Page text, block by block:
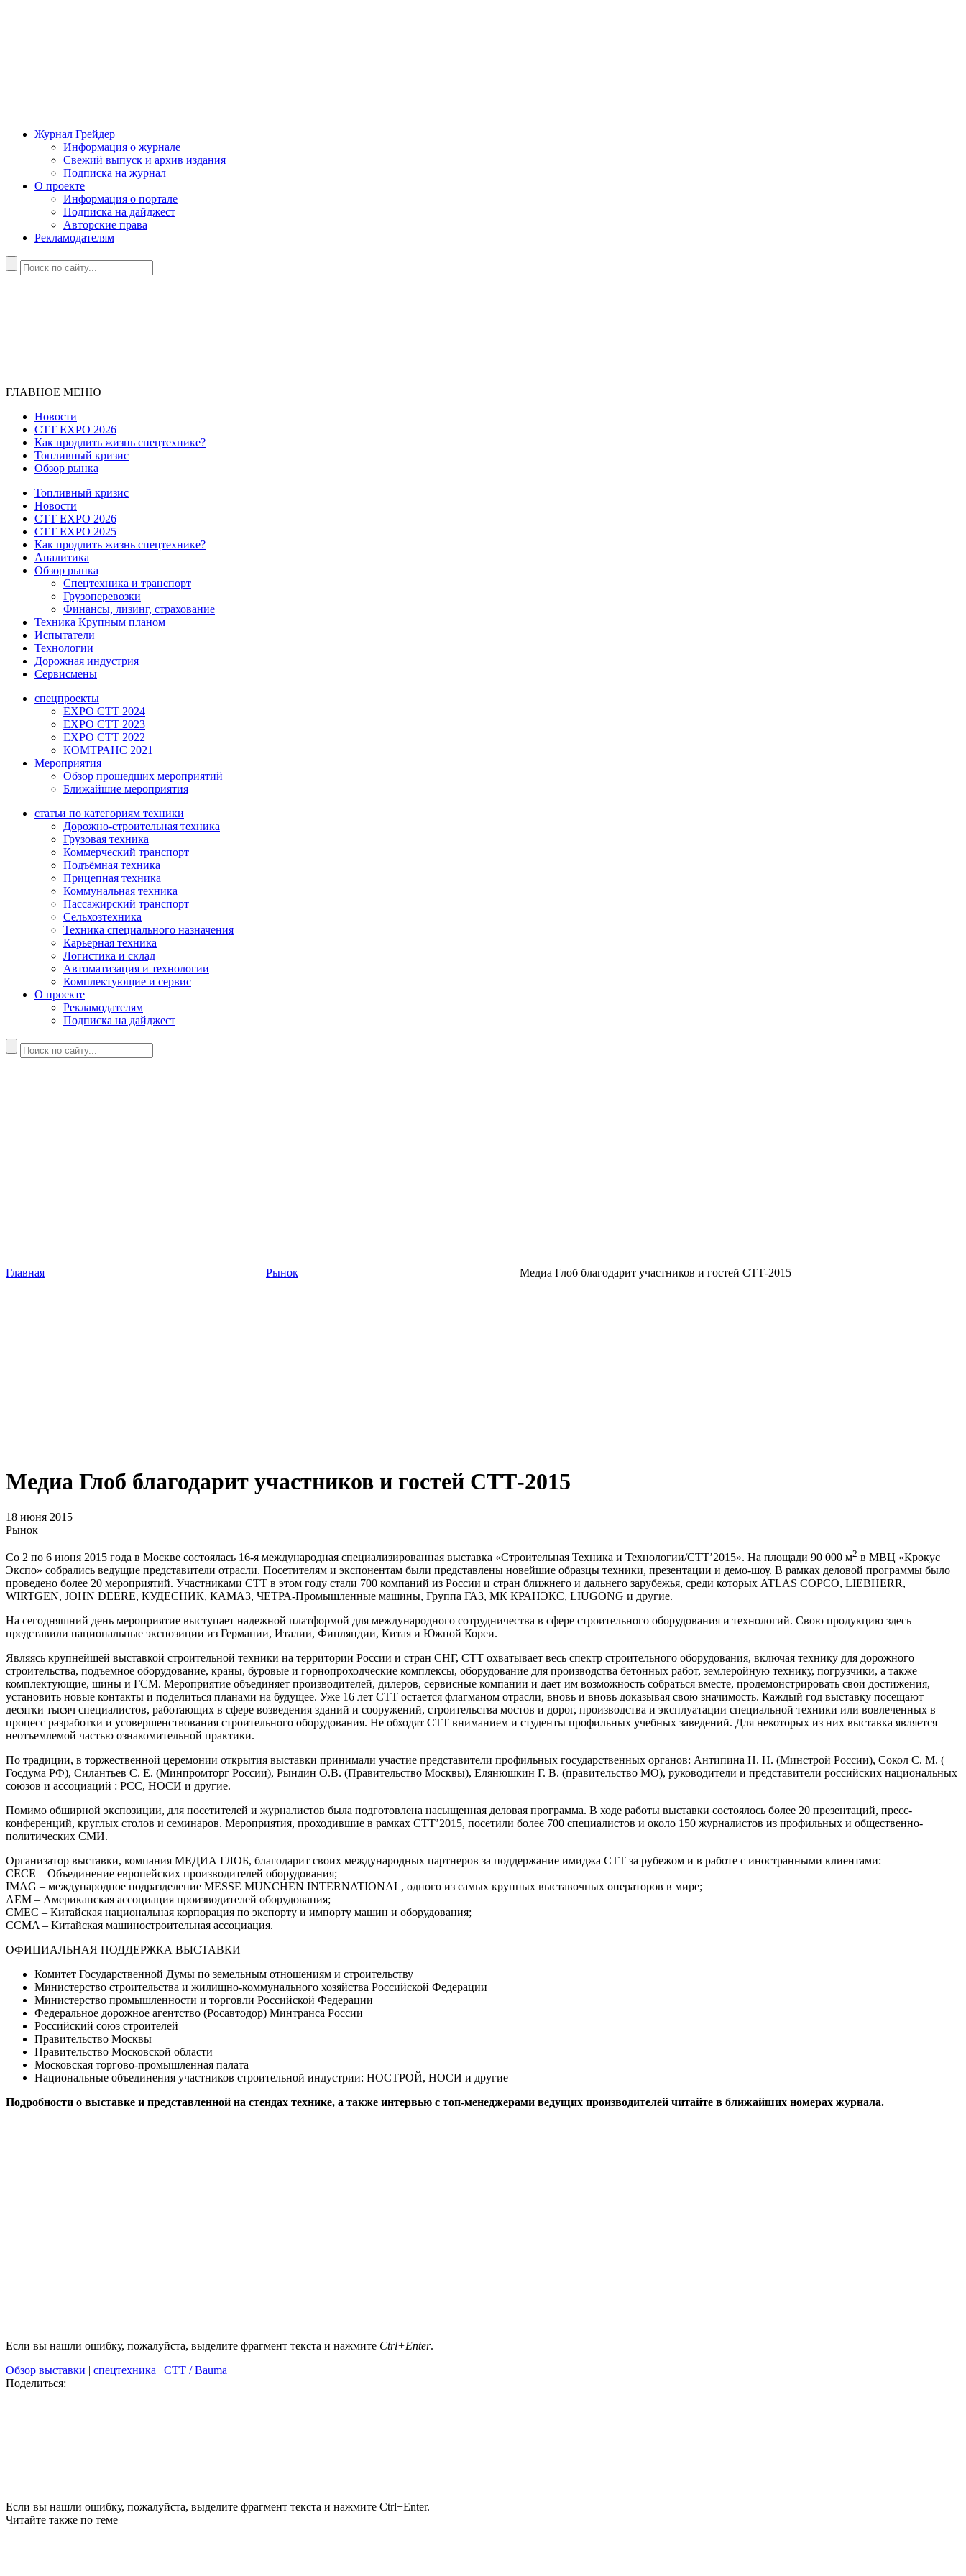
Журнал Грейдер
Информация о журнале
Свежий выпуск и архив издания
Подписка на журнал
О проекте
Информация о портале
Подписка на дайджест
Авторские права
Рекламодателям
ГЛАВНОЕ МЕНЮ
Новости
CTT EXPO 2026
Как продлить жизнь спецтехнике?
Топливный кризис
Обзор рынка
Топливный кризис
Новости
CTT EXPO 2026
CTT EXPO 2025
Как продлить жизнь спецтехнике?
Аналитика
Обзор рынка
Спецтехника и транспорт
Грузоперевозки
Финансы, лизинг, страхование
Техника Крупным планом
Испытатели
Технологии
Дорожная индустрия
Сервисмены
спецпроекты
EXPO CTT 2024
EXPO CTT 2023
EXPO CTT 2022
КОМТРАНС 2021
Мероприятия
Обзор прошедших мероприятий
Ближайшие мероприятия
статьи по категориям техники
Дорожно-строительная техника
Грузовая техника
Коммерческий транспорт
Подъёмная техника
Прицепная техника
Коммунальная техника
Пассажирский транспорт
Сельхозтехника
Техника специального назначения
Карьерная техника
Логистика и склад
Автоматизация и технологии
Комплектующие и сервис
О проекте
Рекламодателям
Подписка на дайджест
Главная Рынок Медиа Глоб благодарит участников и гостей СТТ-2015
Медиа Глоб благодарит участников и гостей СТТ-2015
18 июня 2015
Рынок
Со 2 по 6 июня 2015 года в Москве состоялась 16-я международная специализированная выставка «Строительная Техника и Технологии/СТТ’2015». На площади 90 000 м2 в МВЦ «Крокус
Экспо» собрались ведущие представители отрасли. Посетителям и экспонентам были представлены новейшие образцы техники, презентации и демо-шоу. В рамках деловой программы было
проведено более 20 мероприятий. Участниками СТТ в этом году стали 700 компаний из России и стран ближнего и дальнего зарубежья, среди которых ATLAS COPCO, LIEBHERR,
WIRTGEN, JOHN DEERE, КУДЕСНИК, КАМАЗ, ЧЕТРА-Промышленные машины, Группа ГАЗ, МК КРАНЭКС, LIUGONG и другие.
На сегодняшний день мероприятие выступает надежной платформой для международного сотрудничества в сфере строительного оборудования и технологий. Свою продукцию здесь
представили национальные экспозиции из Германии, Италии, Финляндии, Китая и Южной Кореи.
Являясь крупнейшей выставкой строительной техники на территории России и стран СНГ, СТТ охватывает весь спектр строительного оборудования, включая технику для дорожного
строительства, подъемное оборудование, краны, буровые и горнопроходческие комплексы, оборудование для производства бетонных работ, землеройную технику, погрузчики, а также
комплектующие, шины и ГСМ. Мероприятие объединяет производителей, дилеров, сервисные компании и дает им возможность собраться вместе, продемонстрировать свои достижения,
установить новые контакты и поделиться планами на будущее. Уже 16 лет СТТ остается флагманом отрасли, вновь и вновь доказывая свою значимость. Каждый год выставку посещают
десятки тысяч специалистов, работающих в сфере возведения зданий и сооружений, строительства мостов и дорог, производства и эксплуатации специальной техники или вовлеченных в
процесс разработки и усовершенствования строительного оборудования. Не обходят СТТ вниманием и студенты профильных учебных заведений. Для некоторых из них выставка является
неотъемлемой частью ознакомительной практики.
По традиции, в торжественной церемонии открытия выставки принимали участие представители профильных государственных органов: Антипина Н. Н. (Минстрой России), Сокол С. М. (
Госдума РФ), Силантьев С. Е. (Минпромторг России), Рындин О.В. (Правительство Москвы), Елянюшкин Г. В. (правительство МО), руководители и представители российских национальных
союзов и ассоциаций : РСС, НОСИ и другие.
Помимо обширной экспозиции, для посетителей и журналистов была подготовлена насыщенная деловая программа. В ходе работы выставки состоялось более 20 презентаций, пресс-
конференций, круглых столов и семинаров. Мероприятия, проходившие в рамках СТТ’2015, посетили более 700 специалистов и около 150 журналистов из профильных и общественно-
политических СМИ.
Организатор выставки, компания МЕДИА ГЛОБ, благодарит своих международных партнеров за поддержание имиджа СТТ за рубежом и в работе с иностранными клиентами:
СЕСЕ – Объединение европейских производителей оборудования;
IMAG – международное подразделение MESSE MUNCHEN INTERNATIONAL, одного из самых крупных выставочных операторов в мире;
AEM – Американская ассоциация производителей оборудования;
CMEC – Китайская национальная корпорация по экспорту и импорту машин и оборудования;
CCMA – Китайская машиностроительная ассоциация.
ОФИЦИАЛЬНАЯ ПОДДЕРЖКА ВЫСТАВКИ
Комитет Государственной Думы по земельным отношениям и строительству
Министерство строительства и жилищно-коммунального хозяйства Российской Федерации
Министерство промышленности и торговли Российской Федерации
Федеральное дорожное агентство (Росавтодор) Минтранса России
Российский союз строителей
Правительство Москвы
Правительство Московской области
Московская торгово-промышленная палата
Национальные объединения участников строительной индустрии: НОСТРОЙ, НОСИ и другие
Подробности о выставке и представленной на стендах технике, а также интервью с топ-менеджерами ведущих производителей читайте в ближайших номерах журнала.
Если вы нашли ошибку, пожалуйста, выделите фрагмент текста и нажмите Ctrl+Enter.
Обзор выставки | спецтехника | СТТ / Bauma
Поделиться:
Если вы нашли ошибку, пожалуйста, выделите фрагмент текста и нажмите Ctrl+Enter.
Читайте также по теме